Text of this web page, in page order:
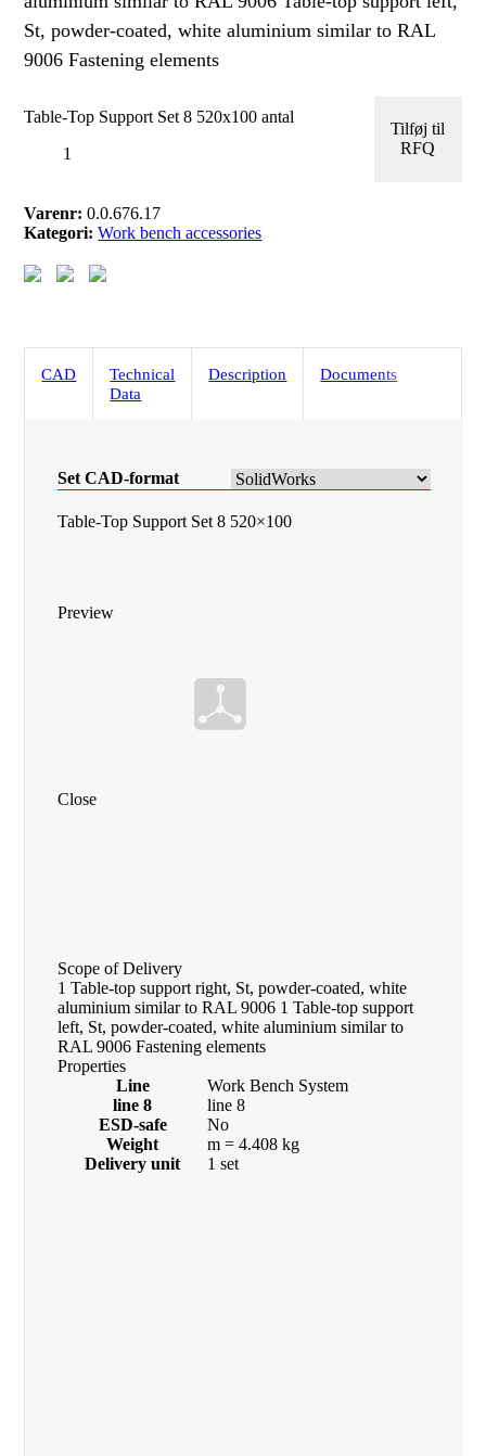
St, powder-coated, white aluminium similar to RAL
9006 Fastening elements
Table-Top Support Set 8 520x100 antal
Tilføj til
RFQ
Varenr:0.0.676.17
Kategori:Work bench accessories
CAD
Technical
Data
Description Documents
Set CAD-format
Table-Top Support Set 8 520×100
Preview
Close
Scope of Delivery
1 Table-top support right, St, powder-coated, white
aluminium similar to RAL 9006 1 Table-top support
left, St, powder-coated, white aluminium similar to
RAL 9006 Fastening elements
Properties
Line
Work Bench System
line 8
line 8
ESD-safe
No
Weight
m = 4.408 kg
Delivery unit
1 set